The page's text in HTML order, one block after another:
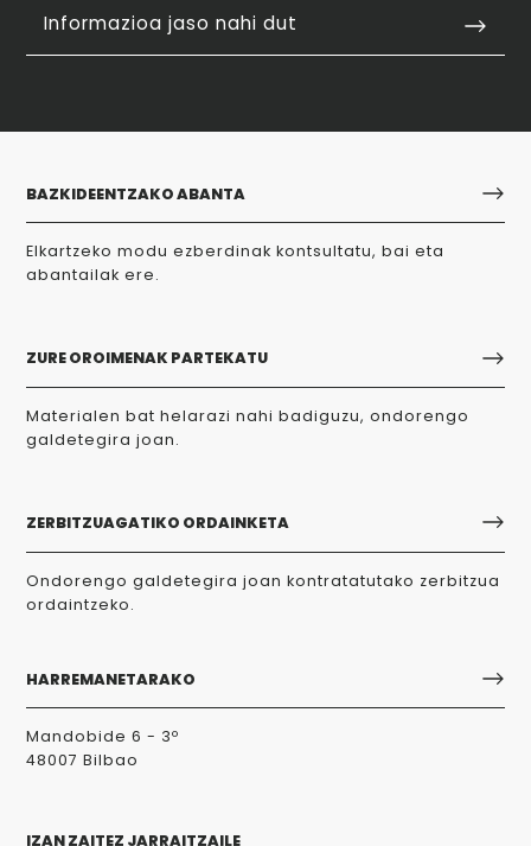
Informazioa jaso nahi dut
BAZKIDEENTZAKO ABANTA
Elkartzeko modu ezberdinak kontsultatu, bai eta
abantailak ere.
ZURE OROIMENAK PARTEKATU
Materialen bat helarazi nahi badiguzu, ondorengo
galdetegira joan.
ZERBITZUAGATIKO ORDAINKETA
Ondorengo galdetegira joan kontratatutako zerbitzua
ordaintzeko.
HARREMANETARAKO
Mandobide 6 - 3º
48007 Bilbao
IZAN ZAITEZ JARRAITZAILE